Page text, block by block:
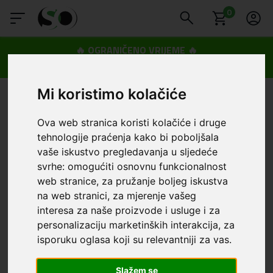
Mi koristimo kolačiće
Ova web stranica koristi kolačiće i druge
tehnologije praćenja kako bi poboljšala
vaše iskustvo pregledavanja u sljedeće
svrhe:omogućiti osnovnu funkcionalnost
web stranice, za pružanje boljeg iskustva
na web stranici, za mjerenje vašeg
interesa za naše proizvode i usluge i za
personalizaciju marketinških interakcija, za
isporuku oglasa koji su relevantniji za vas.
Slažem se
0
🔥 OGRANIČENO VRIJEME 🔥